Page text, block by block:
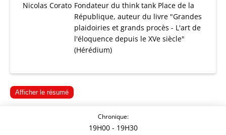
Nicolas Corato Fondateur du think tank Place de la
République, auteur du livre "Grandes
plaidoiries et grands procès - L'art de
l'éloquence depuis le XVe siècle"
(Hérédium)
Afficher le résumé
Chronique:
19H00 - 19H30